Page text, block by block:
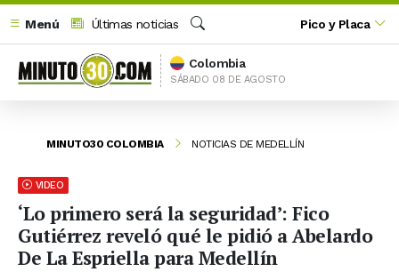
Menú
Últimas noticias
Buscar
Pico y Placa
Colombia
SÁBADO 08 DE AGOSTO
MINUTO30 COLOMBIA NOTICIAS DE MEDELLÍN
VIDEO
‘Lo primero será la seguridad’: Fico
Gutiérrez reveló qué le pidió a Abelardo
De La Espriella para Medellín